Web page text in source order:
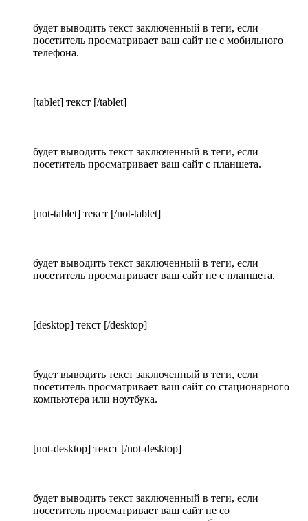
будет выводить текст заключенный в теги, если
посетитель просматривает ваш сайт не с мобильного
телефона.
[tablet] текст [/tablet]
будет выводить текст заключенный в теги, если
посетитель просматривает ваш сайт с планшета.
[not-tablet] текст [/not-tablet]
будет выводить текст заключенный в теги, если
посетитель просматривает ваш сайт не с планшета.
[desktop] текст [/desktop]
будет выводить текст заключенный в теги, если
посетитель просматривает ваш сайт со стационарного
компьютера или ноутбука.
[not-desktop] текст [/not-desktop]
будет выводить текст заключенный в теги, если
посетитель просматривает ваш сайт не со